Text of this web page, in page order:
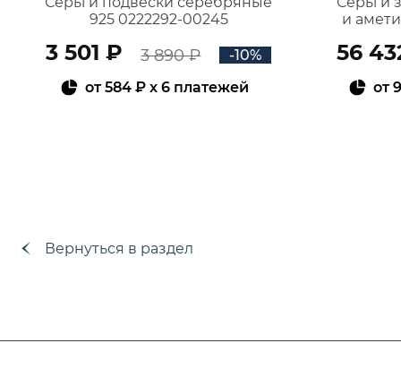
925 0222292-00245
3 501 ₽ 3 890 ₽
-10%
от584 ₽ x 6 платежей
и
56
от
Вернуться в раздел